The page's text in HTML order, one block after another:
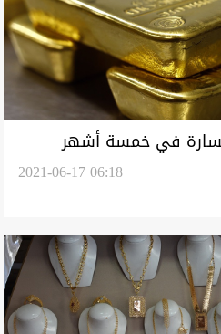
خسارة في خمسة أشهر
2021-06-17 06:18